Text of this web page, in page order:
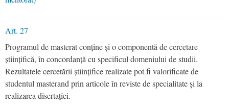
Art. 27
Programul de masterat conține și o componentă de cercetare
științifică, în concordanță cu specificul domeniului de studii.
Rezultatele cercetării științifice realizate pot fi valorificate de
studentul masterand prin articole în reviste de specialitate și la
realizarea disertației.